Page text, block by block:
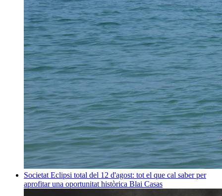
Societat Eclipsi total del 12 d'agost: tot el que cal saber per
aprofitar una oportunitat històrica Blai Casas